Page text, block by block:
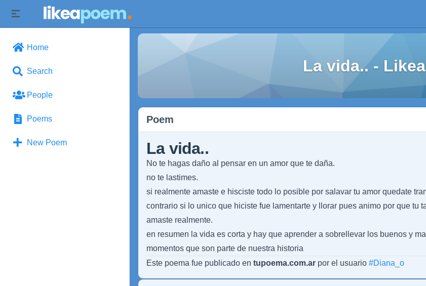
Home
Search
People
Poems
New Poem
La vida.. -
Poem
La vida..
No te hagas daño al pensar en un amor que te daña.
no te lastimes.
si realmente amaste e hisciste todo lo posible por salavar tu amor quedate
contrario si lo unico que hiciste fue lamentarte y llorar pues animo por que tu
amaste realmente.
en resumen la vida es corta y hay que aprender a sobrellevar los buenos y
momentos que son parte de nuestra historia
Este poema fue publicado en tupoema.com.ar por el usuario #Diana_o